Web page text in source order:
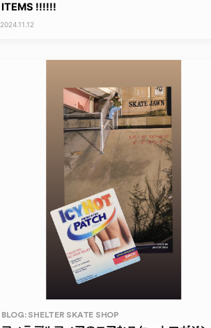
ITEMS !!!!!!
2024.11.12
BLOG: SHELTER SKATE SHOP